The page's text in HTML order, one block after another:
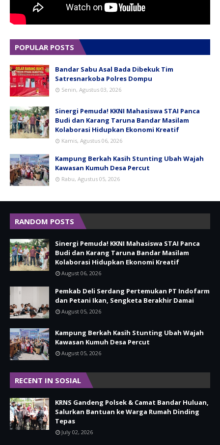
POPULAR POSTS
Bandar Sabu Asal Bada Dibekuk Tim
Satresnarkoba Polres Dompu
Senin, Agustus 03, 2026
Sinergi Pemuda! KKNI Mahasiswa STAI Panca
Budi dan Karang Taruna Bandar Masilam
Kolaborasi Hidupkan Ekonomi Kreatif
Kamis, Agustus 06, 2026
Kampung Berkah Kasih Stunting Ubah Wajah
Kawasan Kumuh Desa Percut
Rabu, Agustus 05, 2026
RANDOM POSTS
Sinergi Pemuda! KKNI Mahasiswa STAI Panca
Budi dan Karang Taruna Bandar Masilam
Kolaborasi Hidupkan Ekonomi Kreatif
August 06, 2026
Pemkab Deli Serdang Pertemukan PT Indofarm
dan Petani Ikan, Sengketa Berakhir Damai
August 05, 2026
Kampung Berkah Kasih Stunting Ubah Wajah
Kawasan Kumuh Desa Percut
August 05, 2026
RECENT IN SOSIAL
KRNS Gandeng Polsek & Camat Bandar Huluan,
Salurkan Bantuan ke Warga Rumah Dinding
Tepas
July 02, 2026